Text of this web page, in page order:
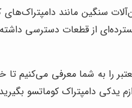
سنگین مانند
از قطعات دسترسی
را به شما معرفی می‌کنیم
یدکی دامپتراک کوماتسو